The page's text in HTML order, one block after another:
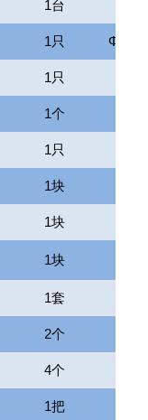
1台
1只 Φ
1只
1个
1只
1块
1块
1块
1套
2个
4个
1把